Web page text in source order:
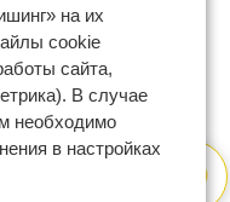
на их
cookie
сайта,
В случае
необходимо
в настройках